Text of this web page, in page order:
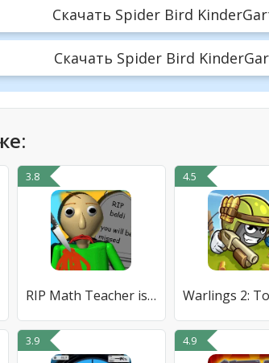
Скачать Spider Bird
Скачать Spider Bird
3.8
RIP Math Teacher is Dead Kille
4.5
3.9 4.9